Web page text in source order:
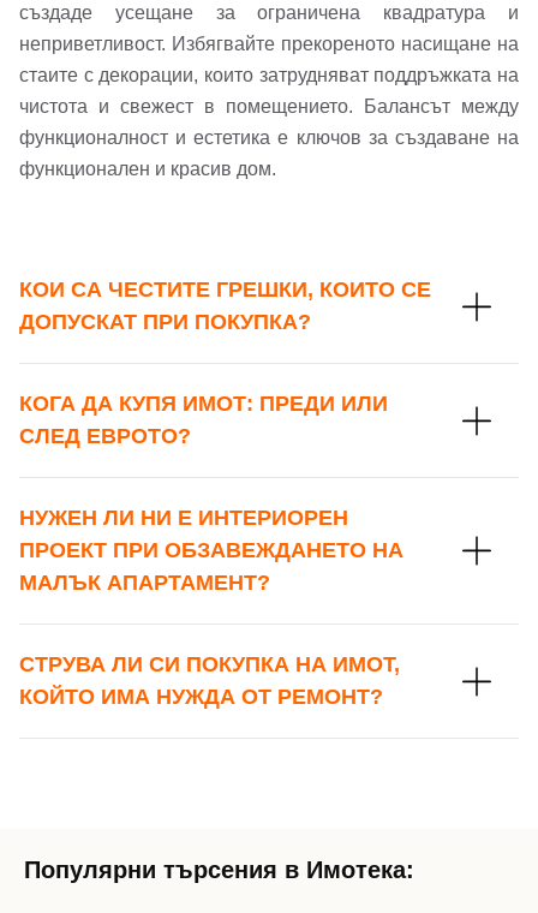
Имейл Адрес
Парола
Вход
Вход с Google
Вход с Facebook
създаде усещане за ограничена квадратура и
неприветливост. Избягвайте прекореното насищане на
стаите с декорации, които затрудняват поддръжката на
чистота и свежест в помещението. Балансът между
функционалност и естетика е ключов за създаване на
функционален и красив дом.
КОИ СА ЧЕСТИТЕ ГРЕШКИ, КОИТО СЕ
ДОПУСКАТ ПРИ ПОКУПКА?
КОГА ДА КУПЯ ИМОТ: ПРЕДИ ИЛИ
СЛЕД ЕВРОТО?
НУЖЕН ЛИ НИ Е ИНТЕРИОРЕН
ПРОЕКТ ПРИ ОБЗАВЕЖДАНЕТО НА
МАЛЪК АПАРТАМЕНТ?
СТРУВА ЛИ СИ ПОКУПКА НА ИМОТ,
КОЙТО ИМА НУЖДА ОТ РЕМОНТ?
Популярни търсения в Имотека: